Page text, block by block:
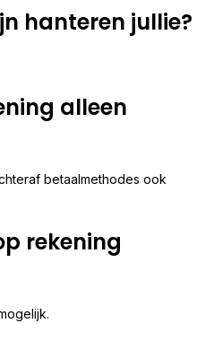
hanteren jullie?
alleen
betaalmethodes ook
rekening